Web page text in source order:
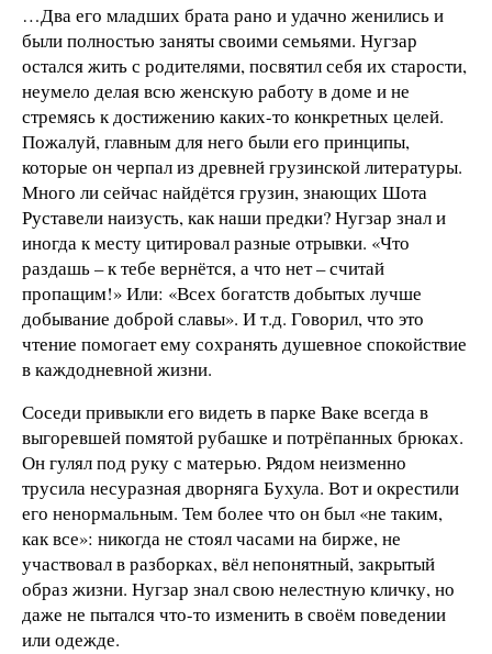
…Два его младших брата рано и удачно женились и
были полностью заняты своими семьями. Нугзар
остался жить с родителями, посвятил себя их старости,
неумело делая всю женскую работу в доме и не
стремясь к достижению каких-то конкретных целей.
Пожалуй, главным для него были его принципы,
которые он черпал из древней грузинской литературы.
Много ли сейчас найдётся грузин, знающих Шота
Руставели наизусть, как наши предки? Нугзар знал и
иногда к месту цитировал разные отрывки. «Что
раздашь – к тебе вернётся, а что нет – считай
пропащим!» Или: «Всех богатств добытых лучше
добывание доброй славы». И т.д. Говорил, что это
чтение помогает ему сохранять душевное спокойствие
в каждодневной жизни.
Соседи привыкли его видеть в парке Ваке всегда в
выгоревшей помятой рубашке и потрёпанных брюках.
Он гулял под руку с матерью. Рядом неизменно
трусила несуразная дворняга Бухула. Вот и окрестили
его ненормальным. Тем более что он был «не таким,
как все»: никогда не стоял часами на бирже, не
участвовал в разборках, вёл непонятный, закрытый
образ жизни. Нугзар знал свою нелестную кличку, но
даже не пытался что-то изменить в своём поведении
или одежде.